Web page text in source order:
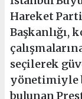
Hareket
Başkanlığı,
seçilerek
yönetimiyle
bulunan